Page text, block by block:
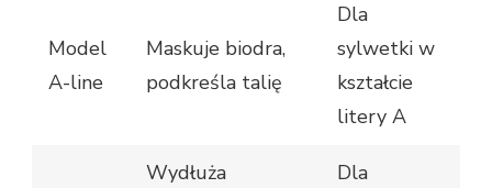
Model
A-line
Maskuje biodra,
podkreśla talię
Dla
sylwetki w
kształcie
litery A
Wydłuża
Dla